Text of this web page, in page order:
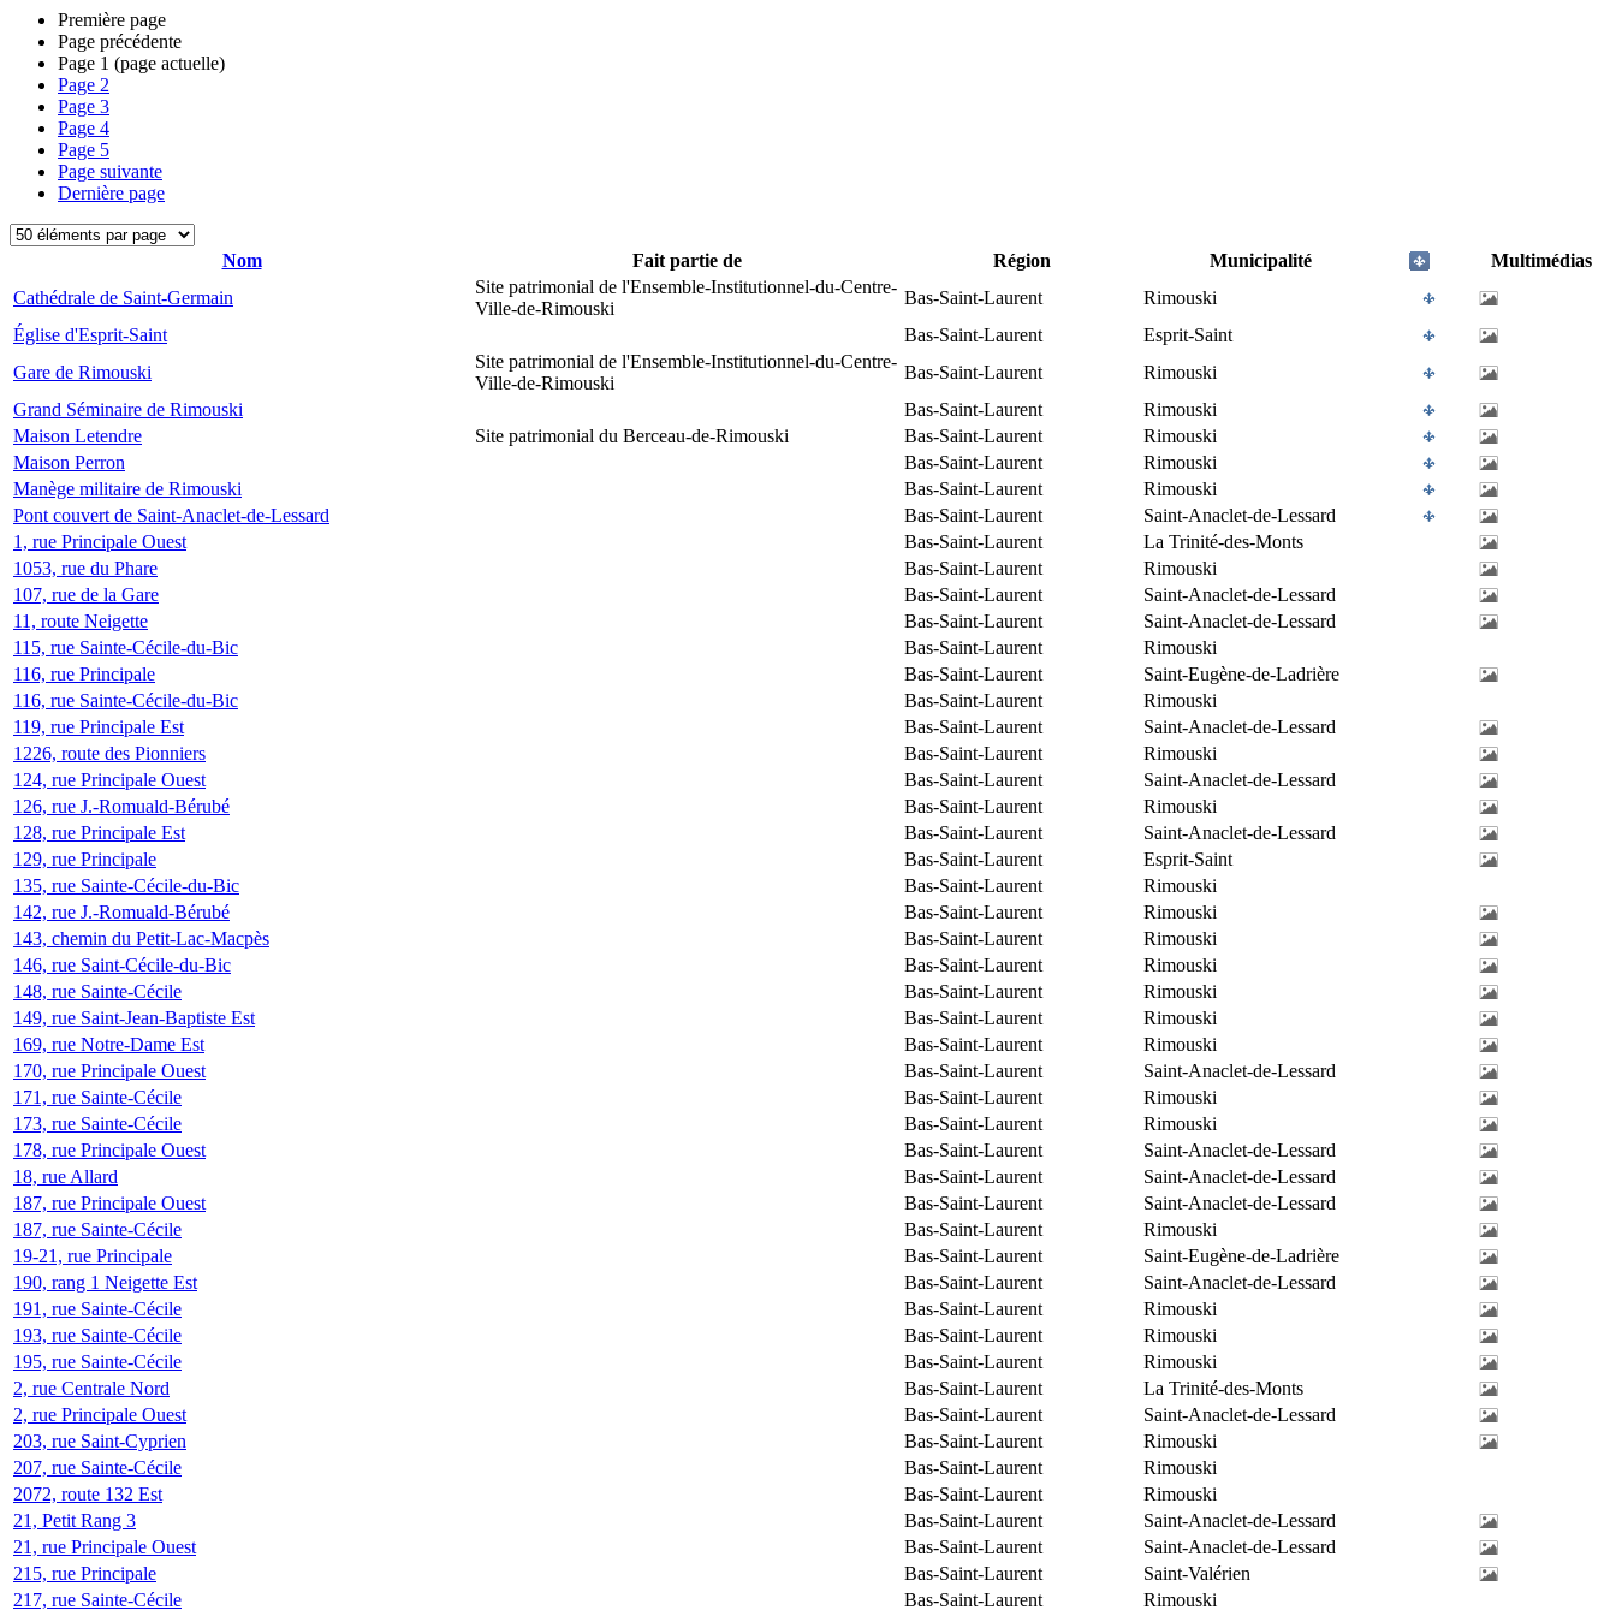
Première page
Page précédente
Page 1 (page actuelle)
Page 2
Page 3
Page 4
Page 5
Page suivante
Dernière page
Nom Fait partie de Région Municipalité
Multimédias
Cathédrale de Saint-Germain
Site patrimonial de l'Ensemble-Institutionnel-du-Centre-
Ville-de-Rimouski
Bas-Saint-Laurent
Rimouski
Église d'Esprit-Saint
Bas-Saint-Laurent
Esprit-Saint
Gare de Rimouski
Site patrimonial de l'Ensemble-Institutionnel-du-Centre-
Ville-de-Rimouski
Bas-Saint-Laurent
Rimouski
Grand Séminaire de Rimouski
Bas-Saint-Laurent
Rimouski
Maison Letendre
Site patrimonial du Berceau-de-Rimouski Bas-Saint-Laurent
Rimouski
Maison Perron
Bas-Saint-Laurent
Rimouski
Manège militaire de Rimouski
Bas-Saint-Laurent
Rimouski
Pont couvert de Saint-Anaclet-de-Lessard
Bas-Saint-Laurent
Saint-Anaclet-de-Lessard
1, rue Principale Ouest
Bas-Saint-Laurent
La Trinité-des-Monts
1053, rue du Phare
Bas-Saint-Laurent
Rimouski
107, rue de la Gare
Bas-Saint-Laurent
Saint-Anaclet-de-Lessard
11, route Neigette
Bas-Saint-Laurent
Saint-Anaclet-de-Lessard
115, rue Sainte-Cécile-du-Bic
Bas-Saint-Laurent
Rimouski
116, rue Principale
Bas-Saint-Laurent
Saint-Eugène-de-Ladrière
116, rue Sainte-Cécile-du-Bic
Bas-Saint-Laurent
Rimouski
119, rue Principale Est
Bas-Saint-Laurent
Saint-Anaclet-de-Lessard
1226, route des Pionniers
Bas-Saint-Laurent
Rimouski
124, rue Principale Ouest
Bas-Saint-Laurent
Saint-Anaclet-de-Lessard
126, rue J.-Romuald-Bérubé
Bas-Saint-Laurent
Rimouski
128, rue Principale Est
Bas-Saint-Laurent
Saint-Anaclet-de-Lessard
129, rue Principale
Bas-Saint-Laurent
Esprit-Saint
135, rue Sainte-Cécile-du-Bic
Bas-Saint-Laurent
Rimouski
142, rue J.-Romuald-Bérubé
Bas-Saint-Laurent
Rimouski
143, chemin du Petit-Lac-Macpès
Bas-Saint-Laurent
Rimouski
146, rue Saint-Cécile-du-Bic
Bas-Saint-Laurent
Rimouski
148, rue Sainte-Cécile
Bas-Saint-Laurent
Rimouski
149, rue Saint-Jean-Baptiste Est
Bas-Saint-Laurent
Rimouski
169, rue Notre-Dame Est
Bas-Saint-Laurent
Rimouski
170, rue Principale Ouest
Bas-Saint-Laurent
Saint-Anaclet-de-Lessard
171, rue Sainte-Cécile
Bas-Saint-Laurent
Rimouski
173, rue Sainte-Cécile
Bas-Saint-Laurent
Rimouski
178, rue Principale Ouest
Bas-Saint-Laurent
Saint-Anaclet-de-Lessard
18, rue Allard
Bas-Saint-Laurent
Saint-Anaclet-de-Lessard
187, rue Principale Ouest
Bas-Saint-Laurent
Saint-Anaclet-de-Lessard
187, rue Sainte-Cécile
Bas-Saint-Laurent
Rimouski
19-21, rue Principale
Bas-Saint-Laurent
Saint-Eugène-de-Ladrière
190, rang 1 Neigette Est
Bas-Saint-Laurent
Saint-Anaclet-de-Lessard
191, rue Sainte-Cécile
Bas-Saint-Laurent
Rimouski
193, rue Sainte-Cécile
Bas-Saint-Laurent
Rimouski
195, rue Sainte-Cécile
Bas-Saint-Laurent
Rimouski
2, rue Centrale Nord
Bas-Saint-Laurent
La Trinité-des-Monts
2, rue Principale Ouest
Bas-Saint-Laurent
Saint-Anaclet-de-Lessard
203, rue Saint-Cyprien
Bas-Saint-Laurent
Rimouski
207, rue Sainte-Cécile
Bas-Saint-Laurent
Rimouski
2072, route 132 Est
Bas-Saint-Laurent
Rimouski
21, Petit Rang 3
Bas-Saint-Laurent
Saint-Anaclet-de-Lessard
21, rue Principale Ouest
Bas-Saint-Laurent
Saint-Anaclet-de-Lessard
215, rue Principale
Bas-Saint-Laurent
Saint-Valérien
217, rue Sainte-Cécile
Bas-Saint-Laurent Rimouski